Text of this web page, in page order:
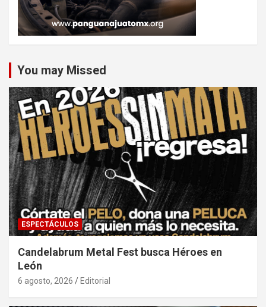
You may Missed
ESPECTÁCULOS
Candelabrum Metal Fest busca Héroes en
León
6 agosto, 2026 Editorial